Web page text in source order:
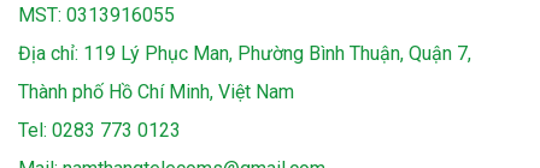
MST: 0313916055
Địa chỉ: 119 Lý Phục Man, Phường Bình Thuận, Quận 7,
Thành phố Hồ Chí Minh, Việt Nam
Tel: 0283 773 0123